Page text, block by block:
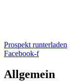
Prospekt runterladen
Facebook-f
Allgemein